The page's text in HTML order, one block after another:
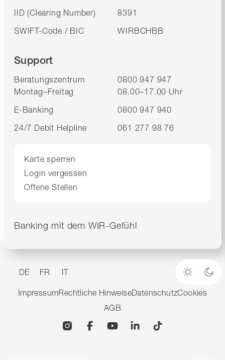
IID (Clearing Number)
8391
SWIFT-Code / BIC
WIRBCHBB
Support
Beratungszentrum
0800 947 947
Montag–Freitag
08.00–17.00 Uhr
E-Banking
0800 947 940
24/7 Debit Helpline
061 277 98 76
Karte sperren
Login vergessen
Offene Stellen
Banking mit dem WIR-Gefühl
DE FR IT
Heller
ImpressumRechtliche HinweiseDatenschutzCookies
AGB
InstagramFacebookYouTubeLinkedin